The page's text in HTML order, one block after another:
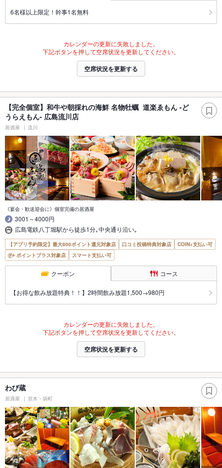
6名様以上限定！幹事1名無料
カレンダーの更新に失敗しました。
下記ボタンを押して空席状況を更新してください。
空席状況を更新する
【完全個室】和牛や朝採れの海鮮 名物牡蠣 道楽ゑもん -ど
うらえもん- 広島流川店
居酒屋 流川
《宴会・歓送迎会に》個室完備の居酒屋
3001～4000円
広島電鉄八丁堀駅から徒歩1分｡中央通り沿い｡
【アプリ予約限定】最大800ポイント還元対象店 口コミ投稿特典対象店
COIN+支払い可
ポイントプラス対象店
スマート支払い可
クーポン コース
【お得な飲み放題特典！！】2時間飲み放題1,500→980円
カレンダーの更新に失敗しました。
下記ボタンを押して空席状況を更新してください。
空席状況を更新する
わび蔵
居酒屋 並木・袋町